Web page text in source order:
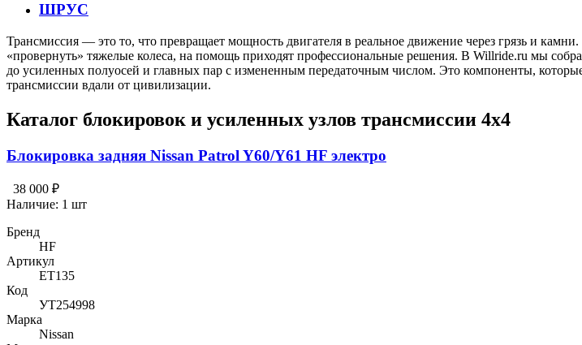
ШРУС
Трансмиссия — это то, что превращает мощность двигателя в реальное движение через грязь и
«провернуть» тяжелые колеса, на помощь приходят профессиональные решения. В Willride.ru мы
до усиленных полуосей и главных пар с измененным передаточным числом. Это компоненты,
трансмиссии вдали от цивилизации.
Каталог блокировок и усиленных узлов трансмиссии 4х4
Блокировка задняя Nissan Patrol Y60/Y61 HF электро
38 000 ₽
Наличие: 1 шт
Бренд
HF
Артикул
ET135
Код
УТ254998
Марка
Nissan